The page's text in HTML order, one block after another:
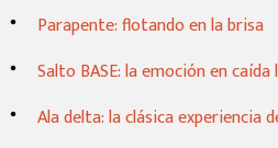
Parapente: flotando en la brisa
Salto BASE: la emoción en caída
Ala delta: la clásica experiencia